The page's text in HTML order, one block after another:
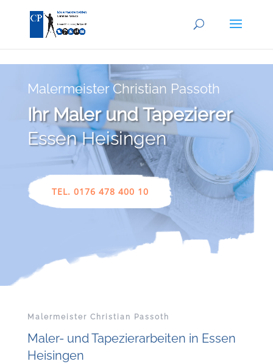
Skip to content
Malermeister Christian Passoth
Ihr Maler und Tapezierer
Essen Heisingen
TEL. 0176 478 400 10
Malermeister Christian Passoth
Maler- und Tapezierarbeiten in Essen
Heisingen